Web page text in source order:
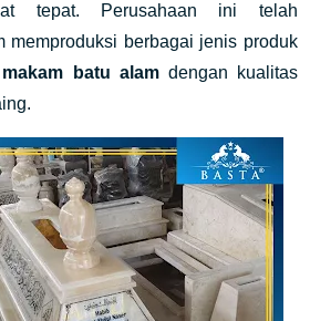
tepat. Perusahaan ini telah
memproduksi berbagai jenis produk
makam batu alamdengan kualitas